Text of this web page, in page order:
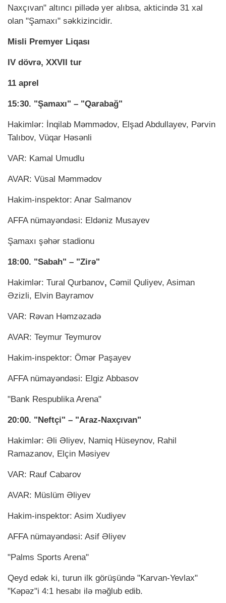
Naxçıvan" altıncı pillədə yer alıbsa, akticində 31 xal
olan "Şamaxı" səkkizincidir.
Misli Premyer Liqası
IV dövrə, XXVII tur
11 aprel
15:30. "Şamaxı" – "Qarabağ"
Hakimlər: İnqilab Məmmədov, Elşad Abdullayev, Pərvin
Talıbov, Vüqar Həsənli
VAR: Kamal Umudlu
AVAR: Vüsal Məmmədov
Hakim-inspektor: Anar Salmanov
AFFA nümayəndəsi: Eldəniz Musayev
Şamaxı şəhər stadionu
18:00. "Sabah" – "Zirə"
Hakimlər: Tural Qurbanov, Cəmil Quliyev, Asiman
Əzizli, Elvin Bayramov
VAR: Rəvan Həmzəzadə
AVAR: Teymur Teymurov
Hakim-inspektor: Ömər Paşayev
AFFA nümayəndəsi: Elgiz Abbasov
"Bank Respublika Arena"
20:00. "Neftçi" – "Araz-Naxçıvan"
Hakimlər: Əli Əliyev, Namiq Hüseynov, Rahil
Ramazanov, Elçin Məsiyev
VAR: Rauf Cabarov
AVAR: Müslüm Əliyev
Hakim-inspektor: Asim Xudiyev
AFFA nümayəndəsi: Asif Əliyev
"Palms Sports Arena"
Qeyd edək ki, turun ilk görüşündə "Karvan-Yevlax"
"Kəpəz"i 4:1 hesabı ilə məğlub edib.